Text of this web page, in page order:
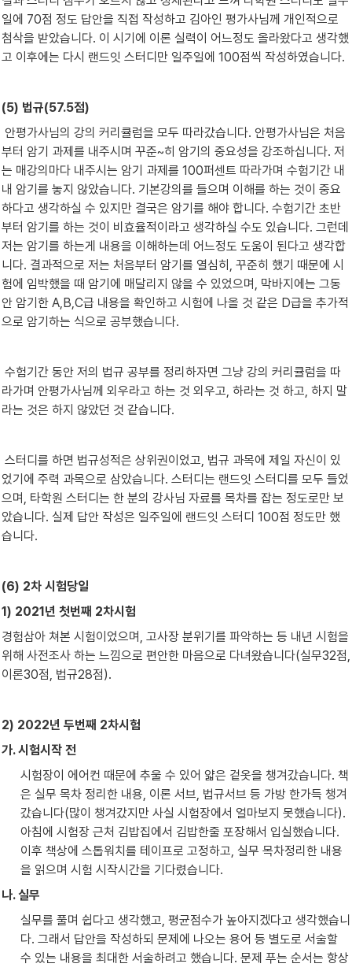
일에 70점 정도 답안을 직접 작성하고 김아인 평가사님께 개인적으로
첨삭을 받았습니다. 이 시기에 이론 실력이 어느정도 올라왔다고 생각했
고 이후에는 다시 랜드잇 스터디만 일주일에 100점씩 작성하였습니다.
(5) 법규(57.5점)
부터 암기 과제를 내주시며 꾸준~히 암기의 중요성을 강조하십니다. 저
는 매강의마다 내주시는 암기 과제를 100퍼센트 따라가며 수험기간 내
내 암기를 놓지 않았습니다. 기본강의를 들으며 이해를 하는 것이 중요
하다고 생각하실 수 있지만 결국은 암기를 해야 합니다. 수험기간 초반
부터 암기를 하는 것이 비효율적이라고 생각하실 수도 있습니다. 그런데
저는 암기를 하는게 내용을 이해하는데 어느정도 도움이 된다고 생각합
니다. 결과적으로 저는 처음부터 암기를 열심히, 꾸준히 했기 때문에 시
험에 임박했을 때 암기에 매달리지 않을 수 있었으며, 막바지에는 그동
안 암기한 A,B,C급 내용을 확인하고 시험에 나올 것 같은 D급을 추가적
으로 암기하는 식으로 공부했습니다.
라가며 안평가사님께 외우라고 하는 것 외우고, 하라는 것 하고, 하지 말
라는 것은 하지 않았던 것 같습니다.
었기에 주력 과목으로 삼았습니다. 스터디는 랜드잇 스터디를 모두 들었
으며, 타학원 스터디는 한 분의 강사님 자료를 목차를 잡는 정도로만 보
았습니다. 실제 답안 작성은 일주일에 랜드잇 스터디 100점 정도만 했
습니다.
(6) 2차 시험당일
1) 2021년 첫번째 2차시험
경험삼아 쳐본 시험이었으며, 고사장 분위기를 파악하는 등 내년 시험을
위해 사전조사 하는 느낌으로 편안한 마음으로 다녀왔습니다(실무32점,
이론30점, 법규28점).
2) 2022년 두번째 2차시험
가. 시험시작 전
시험장이 에어컨 때문에 추울 수 있어 얇은 겉옷을 챙겨갔습니다. 책
은 실무 목차 정리한 내용, 이론 서브, 법규서브 등 가방 한가득 챙겨
갔습니다(많이 챙겨갔지만 사실 시험장에서 얼마보지 못했습니다).
아침에 시험장 근처 김밥집에서 김밥한줄 포장해서 입실했습니다.
이후 책상에 스톱워치를 테이프로 고정하고, 실무 목차정리한 내용
을 읽으며 시험 시작시간을 기다렸습니다.
나. 실무
실무를 풀며 쉽다고 생각했고, 평균점수가 높아지겠다고 생각했습니
다. 그래서 답안을 작성하되 문제에 나오는 용어 등 별도로 서술할
수 있는 내용을 최대한 서술하려고 했습니다. 문제 푸는 순서는 항상